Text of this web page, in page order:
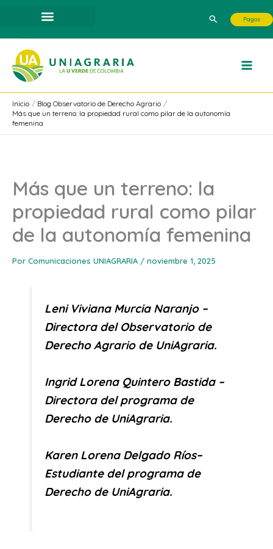
contenido
Buscar Pagos
Inicio
Blog Observatorio de Derecho Agrario
Más que un terreno: la propiedad rural como pilar de la autonomía
femenina
Más que un terreno: la
propiedad rural como pilar
de la autonomía femenina
Por Comunicaciones UNIAGRARIA / noviembre 1, 2025
Leni Viviana Murcia Naranjo –
Directora del Observatorio de
Derecho Agrario de UniAgraria.
Ingrid Lorena Quintero Bastida –
Directora del programa de
Derecho de UniAgraria.
Karen Lorena Delgado Ríos–
Estudiante del programa de
Derecho de UniAgraria.